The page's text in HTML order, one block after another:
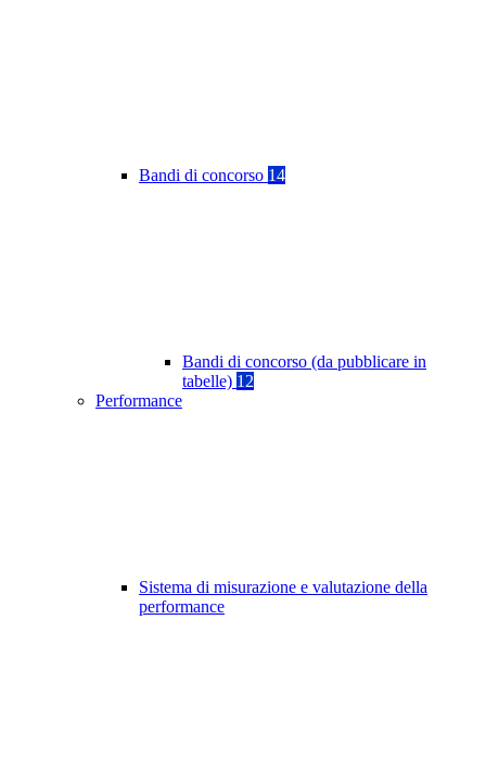
Bandi di concorso 14
Bandi di concorso (da pubblicare in
tabelle) 12
Performance
Sistema di misurazione e valutazione della
performance